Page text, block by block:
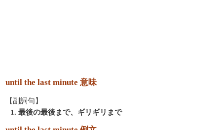
until the last minute 意味
【副詞句】
1. 最後の最後まで、ギリギリまで